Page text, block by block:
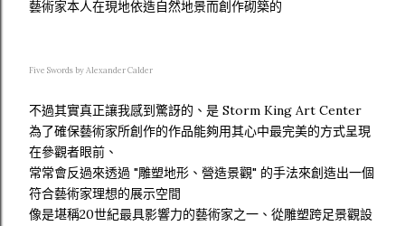
藝術家本人在現地依造自然地景而創作砌築的
Five Swords by Alexander Calder
不過其實真正讓我感到驚訝的、是 Storm King Art Center
為了確保藝術家所創作的作品能夠用其心中最完美的方式呈現
在參觀者眼前、
常常會反過來透過 "雕塑地形、營造景觀" 的手法來創造出一個
符合藝術家理想的展示空間
像是堪稱20世紀最具影響力的藝術家之一、從雕塑跨足景觀設